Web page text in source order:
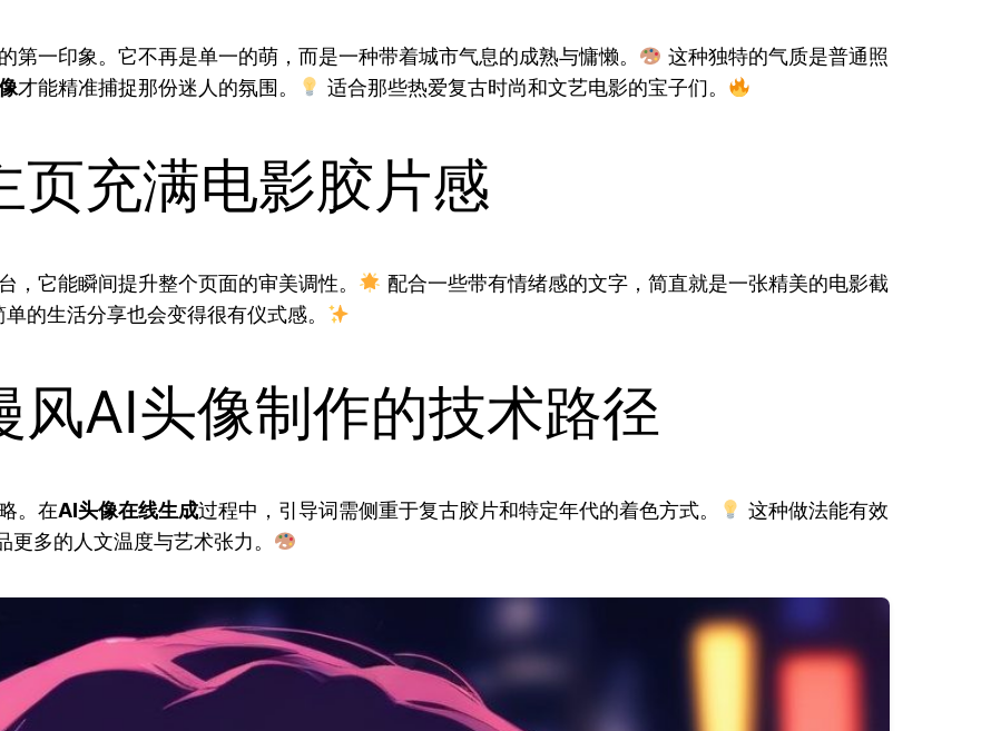
一印象。它不再是单一的萌，而是一种带着城市气息的成熟与慵懒。
这种独特的气质是普通照
才能精准捕捉那份迷人的氛围。 适合那些热爱复古时尚和文艺电影的宝子们。
页充满电影胶片感
它能瞬间提升整个页面的审美调性。
配合一些带有情绪感的文字，简直就是一张精美的电影截
的生活分享也会变得很有仪式感。
风AI头像制作的技术路径
。在AI头像在线生成过程中，引导词需侧重于复古胶片和特定年代的着色方式。
这种做法能有效
多的人文温度与艺术张力。